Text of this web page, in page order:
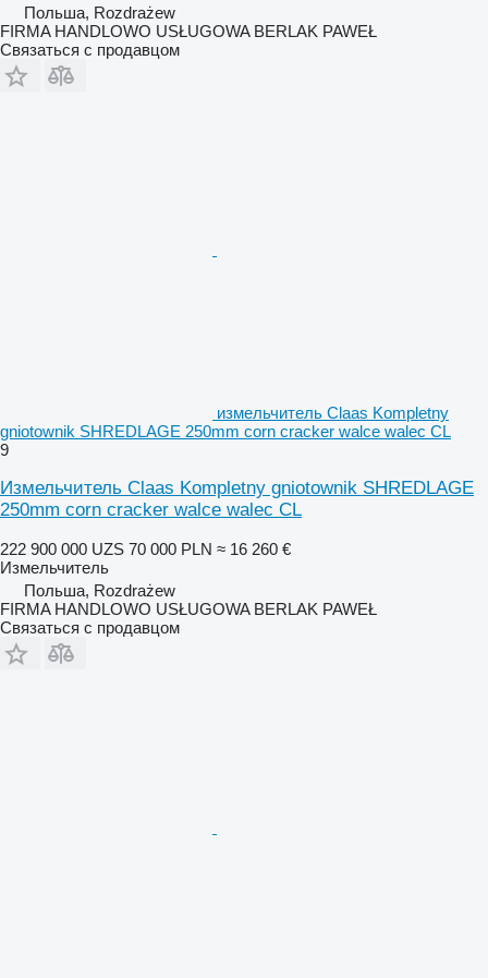
Польша, Rozdrażew
FIRMA HANDLOWO USŁUGOWA BERLAK PAWEŁ
Связаться с продавцом
измельчитель Claas Kompletny
gniotownik SHREDLAGE 250mm corn cracker walce walec CL
9
Измельчитель Claas Kompletny gniotownik SHREDLAGE
250mm corn cracker walce walec CL
222 900 000 UZS 70 000 PLN ≈ 16 260 €
Измельчитель
Польша, Rozdrażew
FIRMA HANDLOWO USŁUGOWA BERLAK PAWEŁ
Связаться с продавцом